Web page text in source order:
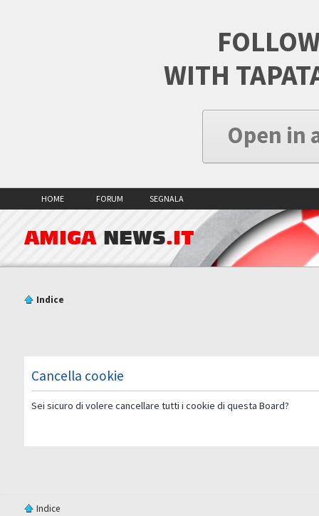
WITH
Open in
HOME FORUM SEGNALA
AMIGA NEWS.IT
Indice
Cancella cookie
Sei sicuro di volere cancellare tutti i cookie di questa Board?
Indice